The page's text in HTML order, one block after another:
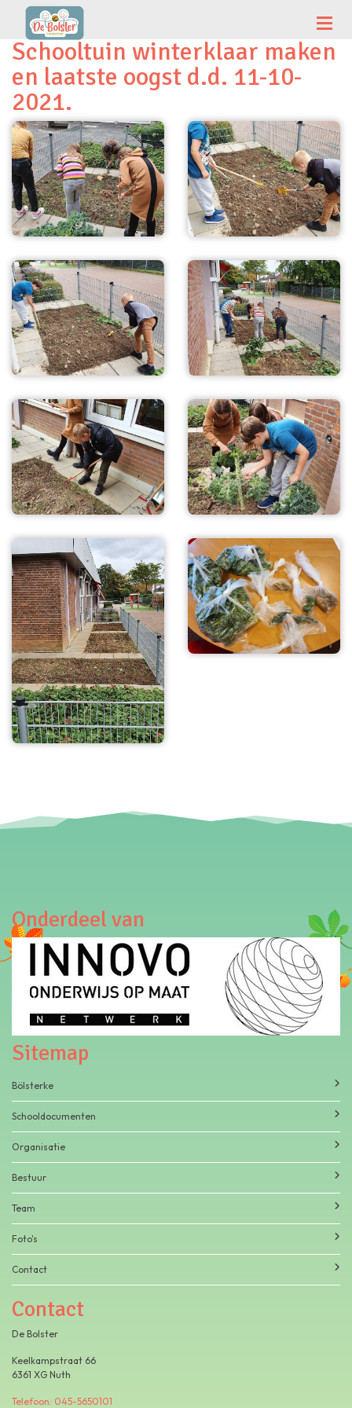
Schooltuin winterklaar maken
en laatste oogst d.d. 11-10-
2021.
Onderdeel van
Sitemap
Bölsterke
Schooldocumenten
Organisatie
Bestuur
Team
Foto's
Contact
Contact
De Bolster
Keelkampstraat 66
6361 XG Nuth
Telefoon: 045-5650101